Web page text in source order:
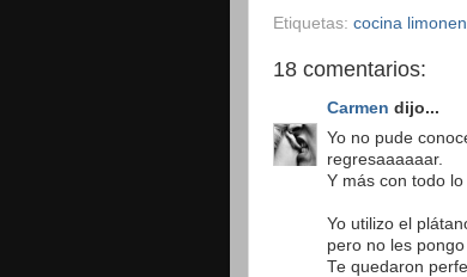
Etiquetas: cocina
18 comentarios:
Carmen dijo...
Yo no pude
regresaaaaaar.
Y más con todo
Yo utilizo el
pero no les
Te quedaron